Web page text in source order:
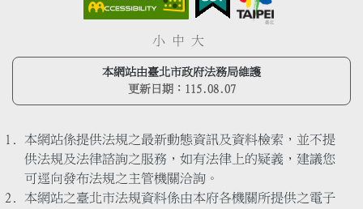
小 中 大
本網站由臺北市政府法務局維護
更新日期： 115.08.07
本網站係提供法規之最新動態資訊及資料檢索，並不提
供法規及法律諮詢之服務，如有法律上的疑義，建議您
可逕向發布法規之主管機關洽詢。
本網站之臺北市法規資料係由本府各機關所提供之電子